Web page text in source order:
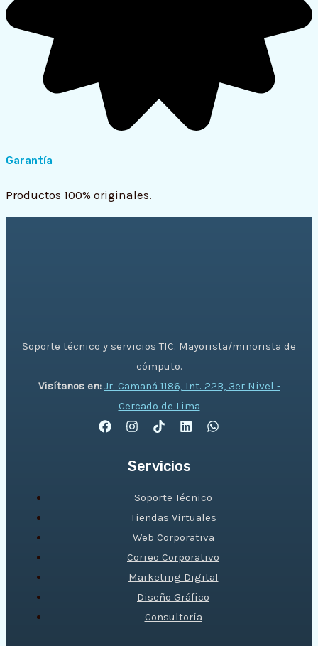
Garantía
Productos 100% originales.
Soporte técnico y servicios TIC. Mayorista/minorista de
cómputo.
Visítanos en: Jr. Camaná 1186, Int. 22B, 3er Nivel -
Cercado de Lima
Servicios
Soporte Técnico
Tiendas Virtuales
Web Corporativa
Correo Corporativo
Marketing Digital
Diseño Gráfico
Consultoría